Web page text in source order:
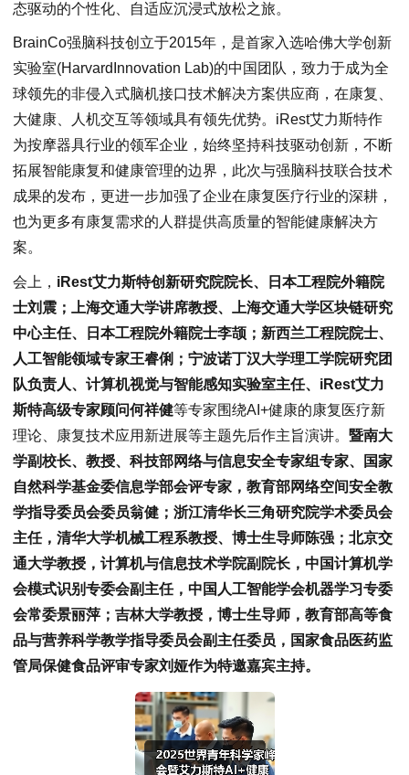
态驱动的个性化、自适应沉浸式放松之旅。
BrainCo强脑科技创立于2015年，是首家入选哈佛大学创新
实验室(HarvardInnovation Lab)的中国团队，致力于成为全
球领先的非侵入式脑机接口技术解决方案供应商，在康复、
大健康、人机交互等领域具有领先优势。iRest艾力斯特作
为按摩器具行业的领军企业，始终坚持科技驱动创新，不断
拓展智能康复和健康管理的边界，此次与强脑科技联合技术
成果的发布，更进一步加强了企业在康复医疗行业的深耕，
也为更多有康复需求的人群提供高质量的智能健康解决方
案。
会上， iRest艾力斯特创新研究院院长、日本工程院外籍院
士刘震；上海交通大学讲席教授、上海交通大学区块链研究
中心主任、日本工程院外籍院士李颉；新西兰工程院院士、
人工智能领域专家王睿俐；宁波诺丁汉大学理工学院研究团
队负责人、计算机视觉与智能感知实验室主任、iRest艾力
斯特高级专家顾问何祥健等专家围绕AI+健康的康复医疗新
理论、康复技术应用新进展等主题先后作主旨演讲。 暨南大
学副校长、教授、科技部网络与信息安全专家组专家、国家
自然科学基金委信息学部会评专家，教育部网络空间安全教
学指导委员会委员翁健；浙江清华长三角研究院学术委员会
主任，清华大学机械工程系教授、博士生导师陈强；北京交
通大学教授，计算机与信息技术学院副院长，中国计算机学
会模式识别专委会副主任，中国人工智能学会机器学习专委
会常委景丽萍；吉林大学教授，博士生导师，教育部高等食
品与营养科学教学指导委员会副主任委员，国家食品医药监
管局保健食品评审专家刘娅作为特邀嘉宾主持。